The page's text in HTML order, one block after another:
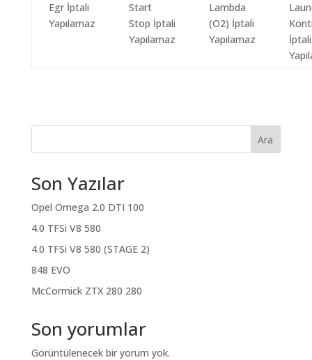
Egr İptali
Yapılamaz
Start
Stop İptali
Yapılamaz
Lambda
(O2) İptali
Yapılamaz
İptali
Ara
Son Yazılar
Opel Omega 2.0 DTI 100
4.0 TFSi V8 580
4.0 TFSi V8 580 (STAGE 2)
848 EVO
McCormick ZTX 280 280
Son yorumlar
Görüntülenecek bir yorum yok.